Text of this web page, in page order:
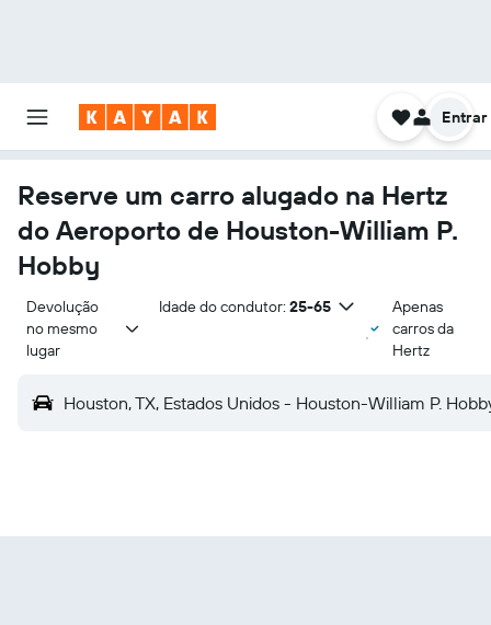
Entrar
Reserve um carro alugado na Hertz
do Aeroporto de Houston-William P.
Hobby
Devolução
no mesmo
lugar
Idade do condutor: 25-65
Apenas
carros da
Hertz
Houston, TX, Estados Unidos - Houston-William P.